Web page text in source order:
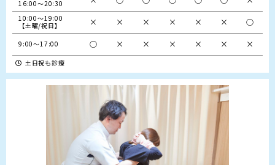
16:00～20:30
10:00～19:00
【土曜/祝日】
× × × × × × ○
9:00～17:00 ○ × × × × × ×
土日祝も診療